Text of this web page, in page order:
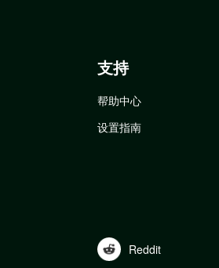
支持
帮助中心
设置指南
Reddit